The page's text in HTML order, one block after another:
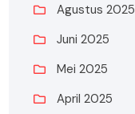
Agustus 2025
Juni 2025
Mei 2025
April 2025